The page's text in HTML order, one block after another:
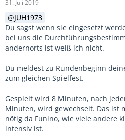
31. Juli 2019
JUH1973
Du sagst wenn sie eingesetzt
bei uns die
andernorts ist weiß ich nicht.
Du meldest zu Rundenbeginn
zum gleichen Spielfest.
Gespielt wird 8 Minuten, nach
Minuten, wird gewechselt. Das ist
nötig da Funino, wie viele andere
intensiv ist.